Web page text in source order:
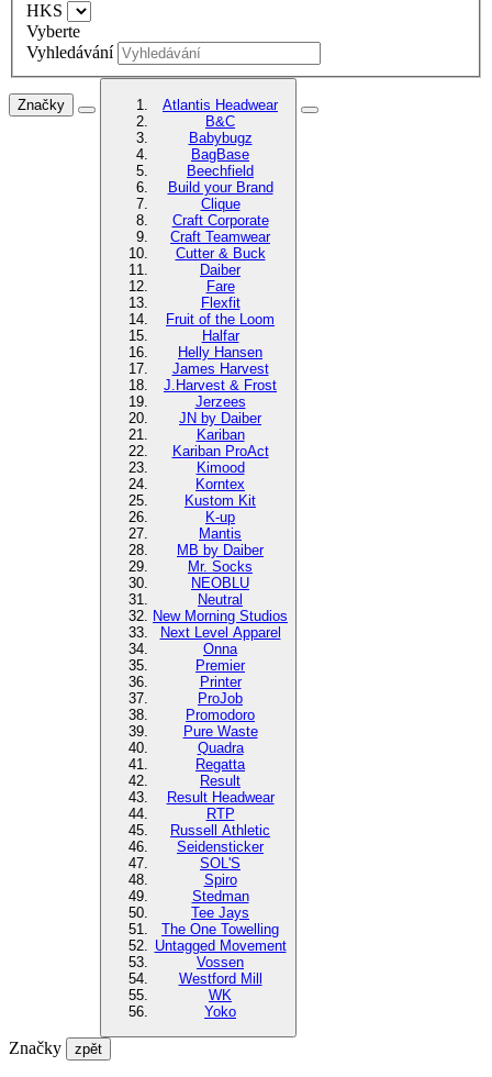
HKS
Vyberte
Vyhledávání
Značky
Atlantis Headwear
B&C
Babybugz
BagBase
Beechfield
Build your Brand
Clique
Craft Corporate
Craft Teamwear
Cutter & Buck
Daiber
Fare
Flexfit
Fruit of the Loom
Halfar
Helly Hansen
James Harvest
J.Harvest & Frost
Jerzees
JN by Daiber
Kariban
Kariban ProAct
Kimood
Korntex
Kustom Kit
K-up
Mantis
MB by Daiber
Mr. Socks
NEOBLU
Neutral
New Morning Studios
Next Level Apparel
Onna
Premier
Printer
ProJob
Promodoro
Pure Waste
Quadra
Regatta
Result
Result Headwear
RTP
Russell Athletic
Seidensticker
SOL'S
Spiro
Stedman
Tee Jays
The One Towelling
Untagged Movement
Vossen
Westford Mill
WK
Yoko
Značky zpět